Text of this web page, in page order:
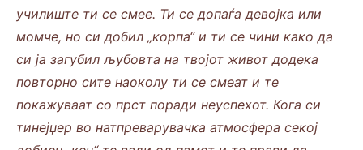
училиште ти се смее. Ти се допаѓа девојка или
момче, но си добил „корпа“ и ти се чини како да
си ја загубил љубовта на твојот живот додека
повторно сите наоколу ти се смеат и те
покажуваат со прст поради неуспехот. Кога си
тинејџер во натпреварувачка атмосфера секој